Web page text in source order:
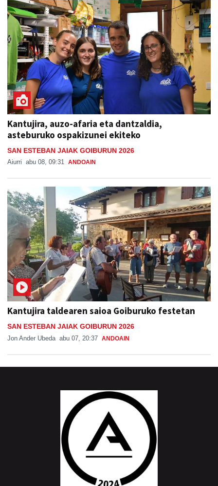
Kantujira, auzo-afaria eta dantzaldia,
asteburuko ospakizunei ekiteko
SAN ESTEBAN JAIAK GOIBURUN 2026
Aiurri abu 08, 09:31 ANDOAIN
Kantujira taldearen saioa Goiburuko festetan
SAN ESTEBAN JAIAK GOIBURUN 2026
Jon Ander Ubeda abu 07, 20:37 ANDOAIN